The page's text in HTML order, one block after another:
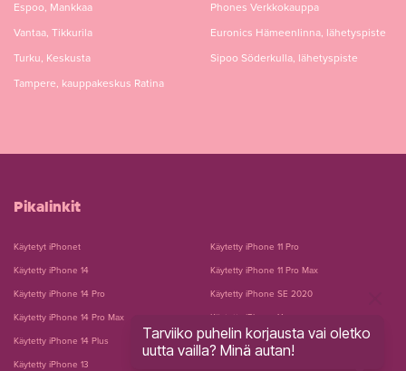
Espoo, Mankkaa
Vantaa, Tikkurila
Turku, Keskusta
Tampere, kauppakeskus Ratina
Phones Verkkokauppa
Euronics Hämeenlinna, lähetyspiste
Sipoo Söderkulla, lähetyspiste
Pikalinkit
Käytetyt iPhonet
Käytetty iPhone 14
Käytetty iPhone 14 Pro
Käytetty iPhone 14 Pro Max
Käytetty iPhone 14 Plus
Käytetty iPhone 13
Käytetty iPhone 11 Pro
Käytetty iPhone 11 Pro Max
Käytetty iPhone SE 2020
Käytetty iPhone Xs
Käytetty iPhone Xs Max
Tarviiko puhelin korjausta vai oletko
uutta vailla? Minä autan!